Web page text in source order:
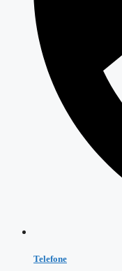
Telefone